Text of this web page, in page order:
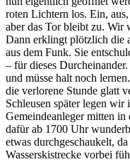
roten Lichtern los. Ein,
aber das Tor bleibt zu. Wir
Dann erklingt plötzlich die
aus dem Funk. Sie
– für dieses
und müsse halt noch
die verlorene Stunde glatt
Schleusen später legen
Gemeindeanleger mitten in
dafür ab 1700 Uhr
etwas durchgeschaukelt,
Wasserskistrecke vorbei